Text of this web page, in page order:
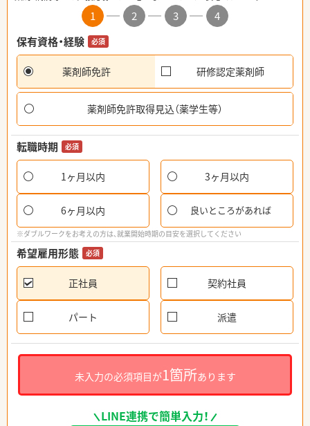
1 2 3
4
保有資格・経験
必須
薬剤師免許 研修認定薬剤師
薬剤師免許取得見込（薬学生等）
転職時期 必須
1ヶ月以内 3ヶ月以内
6ヶ月以内 良いところがあれば
※ダブルワークをお考えの方は、就業開始時期の目安を選択してください
希望雇用形態 必須
正社員 契約社員
パート 派遣
未入力の必須項目が1箇所あります
LINE連携で簡単入力！